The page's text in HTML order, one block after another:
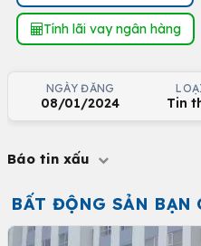
Tính lãi vay ngân hàng
NGÀY ĐĂNG
08/01/2024 Tin
Báo tin xấu
BẤT ĐỘNG SẢN BẠN